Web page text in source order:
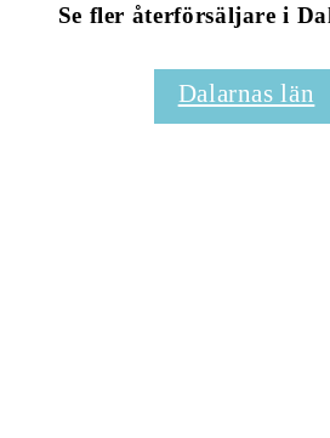
Se fler återförsäljare i
Dalarnas län